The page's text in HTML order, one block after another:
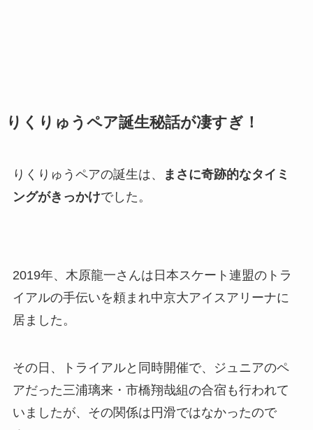
りくりゅうペア誕生秘話が凄すぎ！
りくりゅうペアの誕生は、
まさに奇跡的なタイミ
ングがきっかけでした。
2019年、木原龍一さんは日本スケート連盟のトラ
イアルの手伝いを頼まれ中京大アイスアリーナに
居ました。
その日、トライアルと同時開催で、ジュニアのペ
アだった三浦璃来・市橋翔哉組の合宿も行われて
いましたが、その関係は円滑ではなかったので